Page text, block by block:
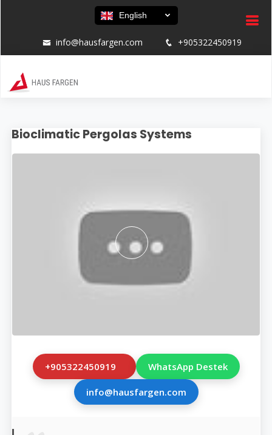
English
info@hausfargen.com +905322450919
Bioclimatic Pergolas Systems
+905322450919 WhatsApp Destek
info@hausfargen.com